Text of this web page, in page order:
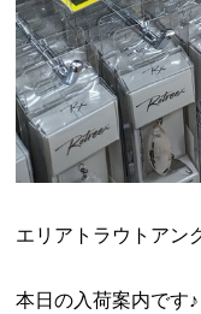
エリアトラウトアン
本日の入荷案内です♪